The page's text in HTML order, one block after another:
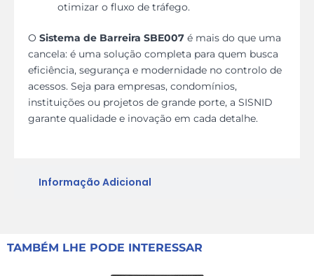
Informação Adicional
otimizar o fluxo de tráfego.
O Sistema de Barreira SBE007 é mais do que uma
cancela: é uma solução completa para quem busca
eficiência, segurança e modernidade no controlo de
acessos. Seja para empresas, condomínios,
instituições ou projetos de grande porte, a SISNID
garante qualidade e inovação em cada detalhe.
TAMBÉM LHE PODE INTERESSAR